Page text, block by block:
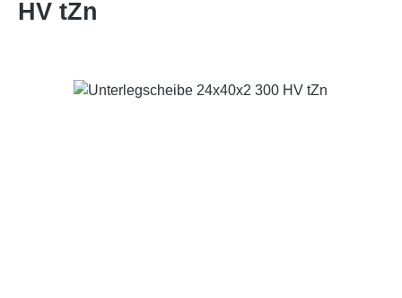
HV tZn
Bildergalerie überspringen